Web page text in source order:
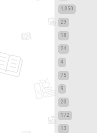
1,050
29
18
24
4
75
9
20
172
13